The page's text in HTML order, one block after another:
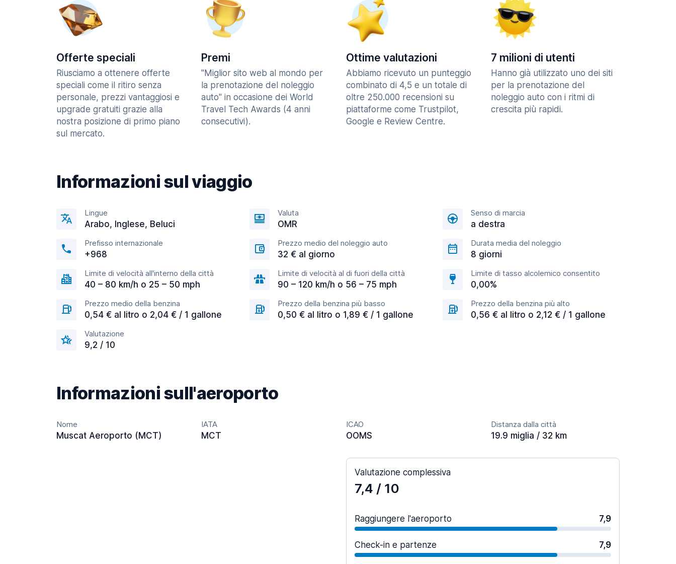
Offerte speciali
Riusciamo a ottenere offerte
speciali come il ritiro senza
personale, prezzi vantaggiosi e
upgrade gratuiti grazie alla
nostra posizione di primo piano
sul mercato.
Premi
"Miglior sito web al mondo per
la prenotazione del noleggio
auto" in occasione dei World
Travel Tech Awards (4 anni
consecutivi).
Ottime valutazioni
Abbiamo ricevuto un punteggio
combinato di 4,5 e un totale di
oltre 250.000 recensioni su
piattaforme come Trustpilot,
Google e Review Centre.
7 milioni di utenti
Hanno già utilizzato uno dei siti
per la prenotazione del
noleggio auto con i ritmi di
crescita più rapidi.
Informazioni sul viaggio
Lingue
Arabo, Inglese, Beluci
Valuta
OMR
Senso di marcia
a destra
Prefisso internazionale
+968
Prezzo medio del noleggio auto
32 € al giorno
Durata media del noleggio
8 giorni
Limite di velocità all'interno della città
40 – 80 km/h o 25 – 50 mph
Limite di velocità al di fuori della città
90 – 120 km/h o 56 – 75 mph
Limite di tasso alcolemico consentito
0,00%
Prezzo medio della benzina
0,54 € al litro o 2,04 € / 1 gallone
Prezzo della benzina più basso
0,50 € al litro o 1,89 € / 1 gallone
Prezzo della benzina più alto
0,56 € al litro o 2,12 € / 1 gallone
Valutazione
9,2 / 10
Informazioni sull'aeroporto
Nome
Muscat Aeroporto (MCT)
IATA
MCT
ICAO
OOMS
Distanza dalla città
19.9 miglia / 32 km
Valutazione complessiva
7,4 / 10
Raggiungere l'aeroporto 7,9
Check-in e partenze 7,9